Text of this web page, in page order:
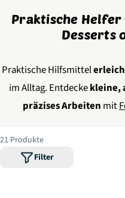
Praktische
Desserts
Praktische Hilfsmittel
im Alltag. Entdeckekleine,
präzises Arbeiten mit
21 Produkte
Filter